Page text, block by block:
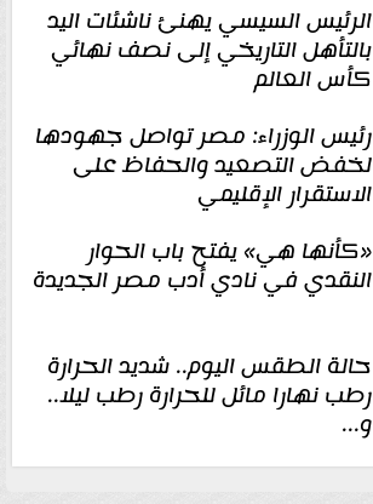
الرئيس السيسي يهنئ ناشئات اليد
بالتأهل التاريخي إلى نصف نهائي
كأس العالم
رئيس الوزراء: مصر تواصل جهودها
لخفض التصعيد والحفاظ على
الاستقرار الإقليمي
«كأنها هي» يفتح باب الحوار
النقدي في نادي أدب مصر الجديدة
حالة الطقس اليوم.. شديد الحرارة
رطب نهارا مائل للحرارة رطب ليلا..
و...